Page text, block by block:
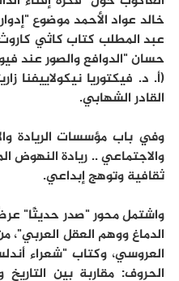
خالد عواد الأحمد موضوع
عبد المطلب كتاب كاثي كاروث
حسان "الدوافع والصور عند
(أ. د. فيكتوريا نيكولاييفنا
القادر الشهابي.
وفي باب مؤسسات الريادة
والاجتماعي .. ريادة النهوض
ثقافية وتوهج إبداعي.
واشتمل محور "صدر حديثًا"
الدماغ ووهم العقل العربي"،
العروسي، وكتاب "شعراء
الحروف: مقاربة بين